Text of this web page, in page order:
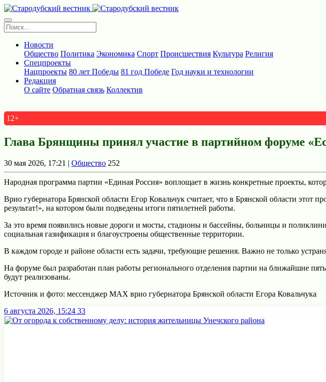
Новости
Общество Политика Экономика Спорт Происшествия Культура Религия
Спецпроекты
Нацпроекты 80 лет Победы 81 год Победе Год науки и технологии
Редакция
О сайте Обратная связь Коллектив
12+
Глава Брянщины принял участие в партийном форуме
30 мая 2026, 17:21 | Общество 252
Народная программа партии «Единая Россия» воплощает в жизнь конкретные проекты,
Врио губернатора Брянской области Егор Ковальчук считает, что в Брянской области этот
результат!», на котором были подведены итоги пятилетней работы.
За это время появились новые дороги и мосты, стадионы и бассейны, больницы и
социальная газификация и благоустроены общественные территории.
В каждом городе и районе области есть задачи, требующие решения. Важно не только
На форуме был разработан план работы регионального отделения партии на ближайшие
будут реализованы.
Источник и фото: мессенджер МАХ врио губернатора Брянской области Егора Ковальчука
6 августа 2026, 15:24 33